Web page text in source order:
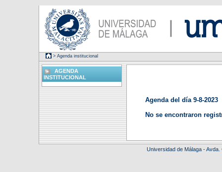
> Agenda institucional
Agenda del día 9-8-2023
No se encontraron
AGENDA
INSTITUCIONAL
Universidad de Málaga -